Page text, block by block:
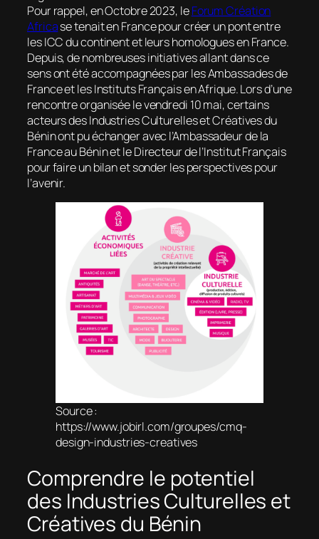
Pour rappel, en Octobre 2023, leForum Création
Africase tenait en France pour créer un pont entre
les ICC du continent et leurs homologues en France.
Depuis, de nombreuses initiatives allant dans ce
sens ont été accompagnées par les Ambassades de
France et les Instituts Français en Afrique. Lors d’une
rencontre organisée le vendredi 10 mai, certains
acteurs des Industries Culturelles et Créatives du
Bénin ont pu échanger avec l’Ambassadeur de la
France au Bénin et le Directeur de l’Institut Français
pour faire un bilan et sonder les perspectives pour
l’avenir.
Source :
https://www.jobirl.com/groupes/cmq-
design-industries-creatives
Comprendre le potentiel
des Industries Culturelles et
Créatives du Bénin